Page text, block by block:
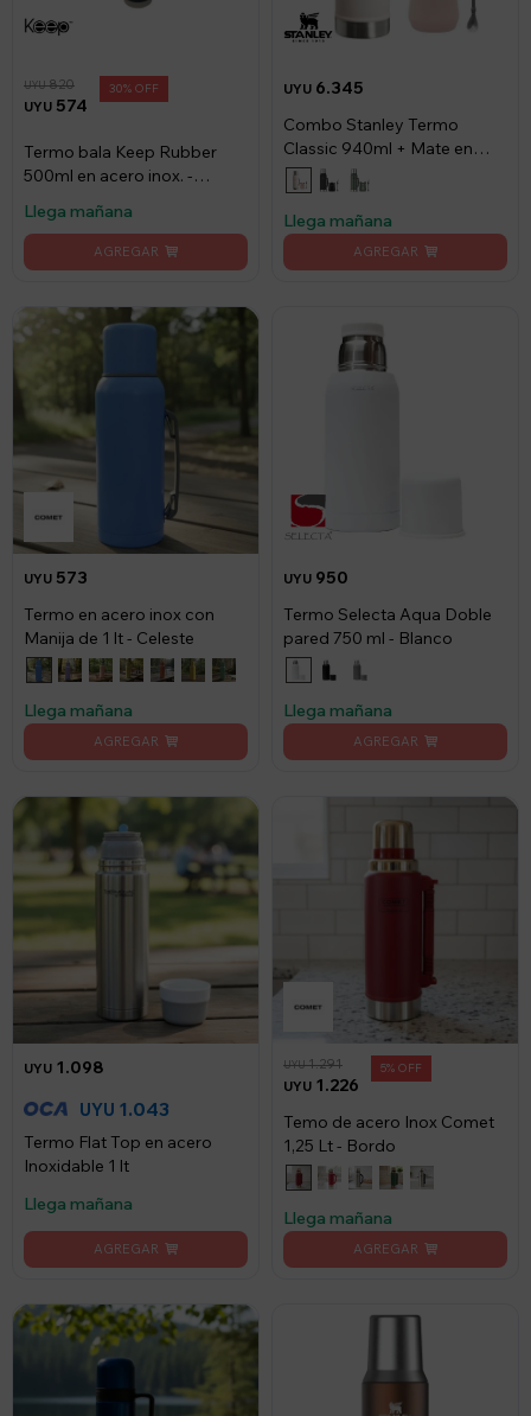
UYU 574
UYU820 30
Termo bala Keep Rubber
500ml en acero inox. -
Llega mañana
UYU 6.345
Combo Stanley Termo
Classic 940ml + Mate en
Acero Inox. 230ml +
Bombilla Spoon - Rose
quartz
Llega mañana
UYU 573
Termo en acero inox con
Manija de 1 lt - Celeste
Llega mañana
UYU 950
Termo Selecta Aqua Doble
pared 750 ml - Blanco
Llega mañana
UYU 1.098
UYU 1.043
Termo Flat Top en acero
Inoxidable 1 lt
Llega mañana
UYU 1.226
UYU1.291 5
Temo de acero Inox Comet
1,25 Lt - Bordo
Llega mañana